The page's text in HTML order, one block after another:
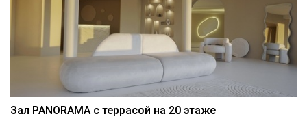
Зал PANORAMA с террасой на 20 этаже